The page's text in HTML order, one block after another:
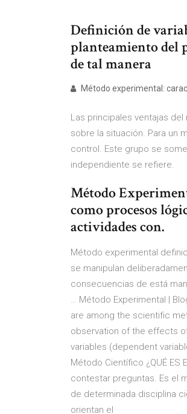
Definición de
planteamiento del
de tal manera
Método experimental:
Las principales ventajas
sobre la situación. Para un
control. Este grupo se
independiente se refiere.
Método
como procesos
actividades con.
Método experimental
se manipulan
consecuencias de está
… Método Experimental |
are among the scientific
observation of the effects
variables (dependent
Método Científico ¿QUÉ ES
contestar preguntas. Es el
de determinada disciplina
orientan el